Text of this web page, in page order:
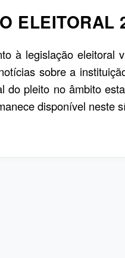
ELEITORAL
à legislação eleitoral
sobre a
do pleito no âmbito
disponível neste